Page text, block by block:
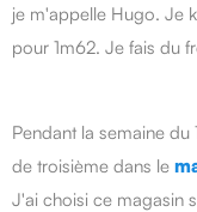
je m'appelle Hugo. Je
pour 1m62. Je fais du
Pendant la semaine
de troisième dans le
J'ai choisi ce magasin